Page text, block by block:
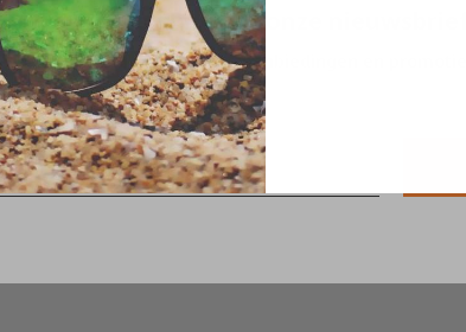
Meld je aan voor onze nieuwsbrief
Ontvang de nieuwste aanbiedingen en promoties